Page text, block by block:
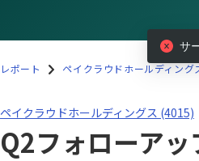
レポート ペイクラウドホールディング
ペイクラウドホールディングス
ペイクラウドホールディングス (4015)
Q2フォローアッ
サ